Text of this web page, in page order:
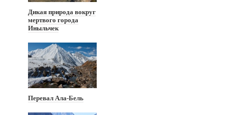
Дикая природа вокруг
мертвого города
Иныльчек
Перевал Ала-Бель